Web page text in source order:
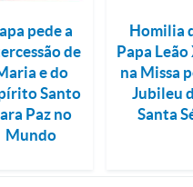
pede a
de
e do
Santo
Paz no
Mundo
Homilia
Papa Leão
na Missa
Jubileu
Santa